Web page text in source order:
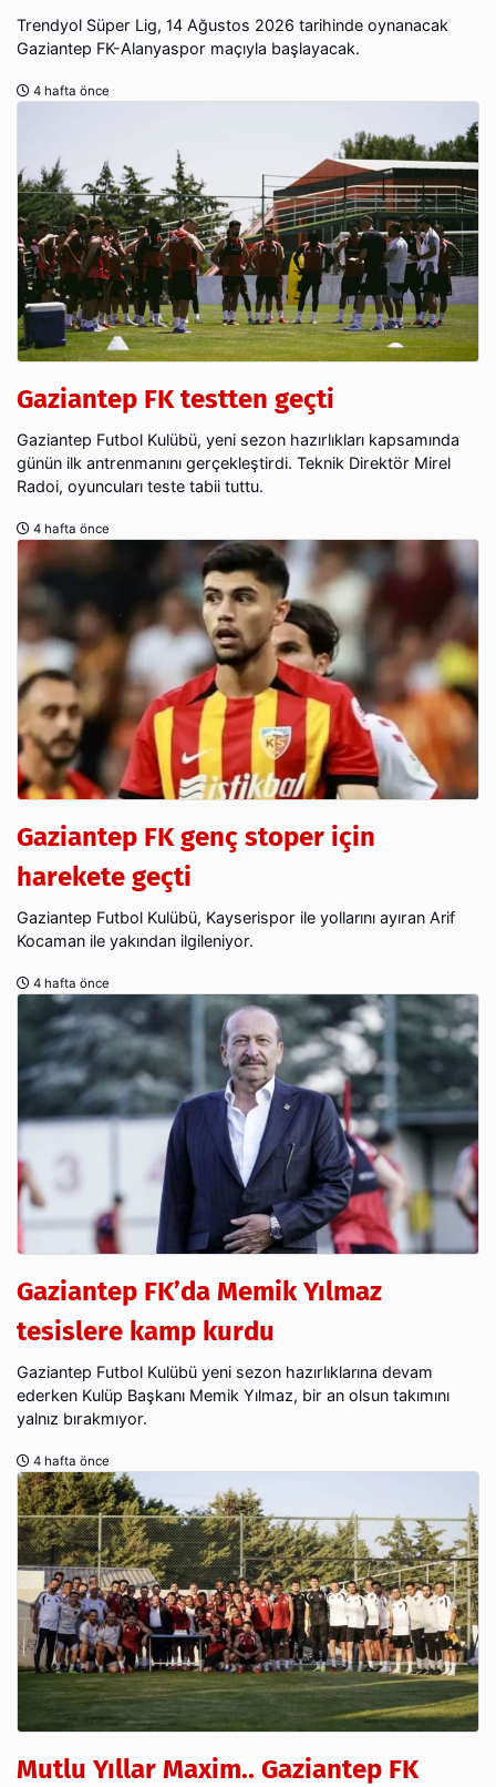
Trendyol Süper Lig, 14 Ağustos 2026 tarihinde oynanacak
Gaziantep FK-Alanyaspor maçıyla başlayacak.
4 hafta önce
Gaziantep FK testten geçti
Gaziantep Futbol Kulübü, yeni sezon hazırlıkları kapsamında
günün ilk antrenmanını gerçekleştirdi. Teknik Direktör Mirel
Radoi, oyuncuları teste tabii tuttu.
4 hafta önce
Gaziantep FK genç stoper için
harekete geçti
Gaziantep Futbol Kulübü, Kayserispor ile yollarını ayıran Arif
Kocaman ile yakından ilgileniyor.
4 hafta önce
Gaziantep FK’da Memik Yılmaz
tesislere kamp kurdu
Gaziantep Futbol Kulübü yeni sezon hazırlıklarına devam
ederken Kulüp Başkanı Memik Yılmaz, bir an olsun takımını
yalnız bırakmıyor.
4 hafta önce
Mutlu Yıllar Maxim.. Gaziantep FK